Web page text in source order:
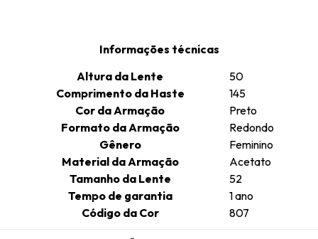
Informações técnicas
Altura da Lente
50
Comprimento da Haste
145
Cor da Armação
Preto
Formato da Armação
Redondo
Gênero
Feminino
Material da Armação
Acetato
Tamanho da Lente
52
Tempo de garantia
1 ano
Código da Cor
807